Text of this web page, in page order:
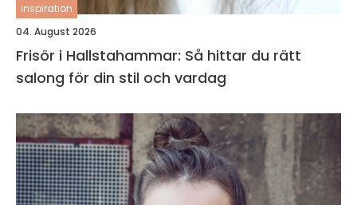
inspiration
04. August 2026
Frisör i Hallstahammar: Så hittar du rätt
salong för din stil och vardag